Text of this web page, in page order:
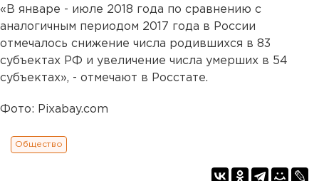
«В январе - июле 2018 года по сравнению с
аналогичным периодом 2017 года в России
отмечалось снижение числа родившихся в 83
субъектах РФ и увеличение числа умерших в 54
субъектах», - отмечают в Росстате.
Фото: Pixabay.com
Общество